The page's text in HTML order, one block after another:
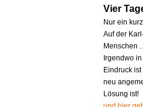
Vier
Nur ein
Auf der
Menschen
Irgendwo
Eindruck
neu
Lösung ist!